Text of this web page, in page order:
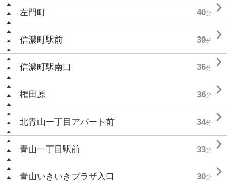
左門町 40分 
信濃町駅前 39分 
信濃町駅南口 36分 
権田原 36分 
北青山一丁目アパート前 34分 
青山一丁目駅前 33分 
青山いきいきプラザ入口 30分 